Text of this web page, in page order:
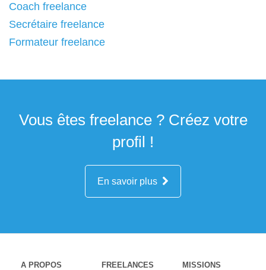
Coach freelance
Secrétaire freelance
Formateur freelance
Vous êtes freelance ? Créez votre
profil !
En savoir plus
A PROPOS FREELANCES MISSIONS